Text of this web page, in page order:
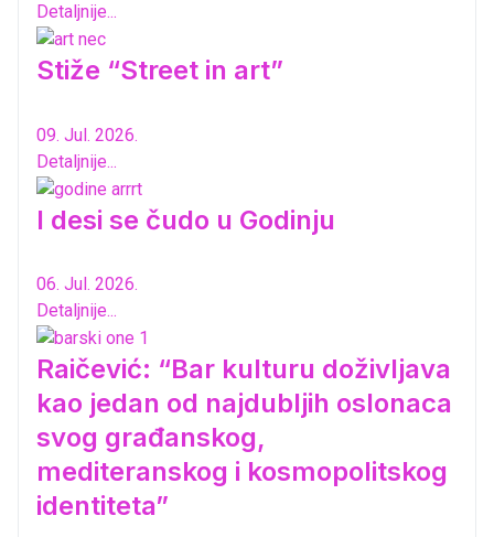
Detaljnije...
Stiže “Street in art”
09. Jul. 2026.
Detaljnije...
I desi se čudo u Godinju
06. Jul. 2026.
Detaljnije...
Raičević: “Bar kulturu doživljava
kao jedan od najdubljih oslonaca
svog građanskog,
mediteranskog i kosmopolitskog
identiteta”